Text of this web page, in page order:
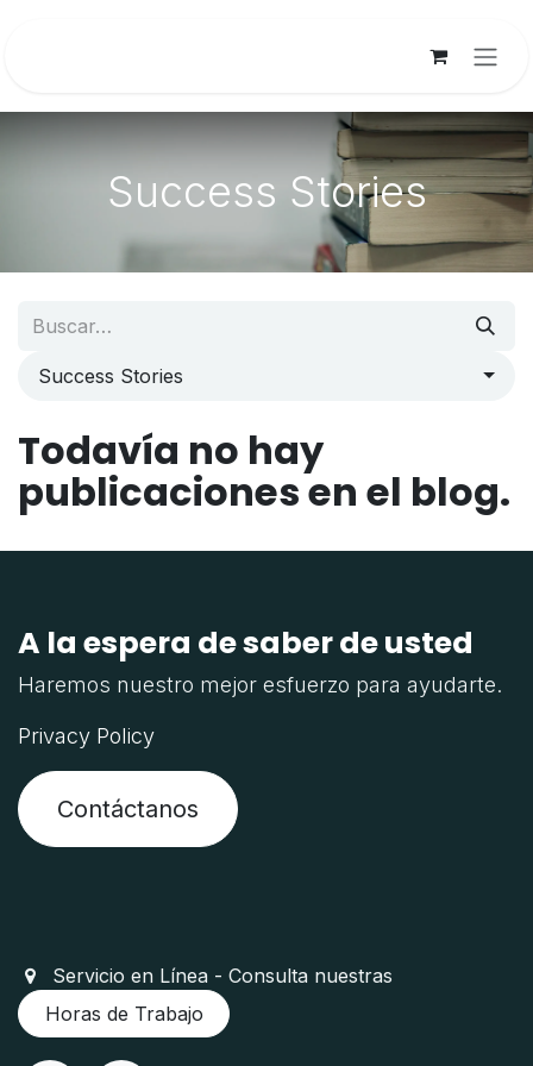
Success Stories
Success Stories
Todavía no hay
publicaciones en el blog.
A la espera de saber de usted
Haremos nuestro mejor esfuerzo para ayudarte.
Privacy Policy
Contáctanos
Servicio en Línea - Consulta nuestras
Horas de Trabajo